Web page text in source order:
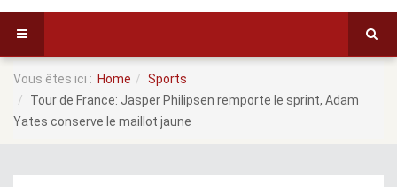
Vous êtes ici : Home
Sports
Tour de France: Jasper Philipsen remporte le sprint, Adam
Yates conserve le maillot jaune